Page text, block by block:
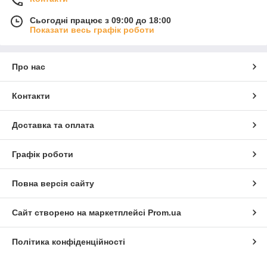
Сьогодні працює з 09:00 до 18:00
Показати весь графік роботи
Про нас
Контакти
Доставка та оплата
Графік роботи
Повна версія сайту
Сайт створено на маркетплейсі Prom.ua
Політика конфіденційності